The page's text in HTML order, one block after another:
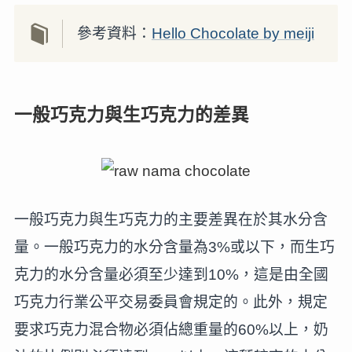
參考資料： Hello Chocolate by meiji
一般巧克力與生巧克力的差異
一般巧克力與生巧克力的主要差異在於其水分含
量。一般巧克力的水分含量為3%或以下，而生巧
克力的水分含量必須至少達到10%，這是由全國
巧克力行業公平交易委員會規定的。此外，規定
要求巧克力混合物必須佔總重量的60%以上，奶